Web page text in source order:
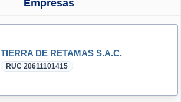
Empresas
TIERRA DE RETAMAS S.A.C.
RUC 20611101415